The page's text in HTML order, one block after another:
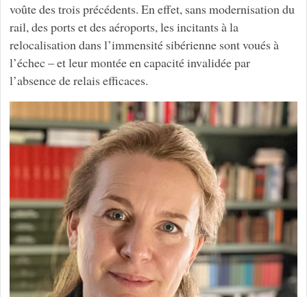
voûte des trois précédents. En effet, sans modernisation du
rail, des ports et des aéroports, les incitants à la
relocalisation dans l’immensité sibérienne sont voués à
l’échec – et leur montée en capacité invalidée par
l’absence de relais efficaces.